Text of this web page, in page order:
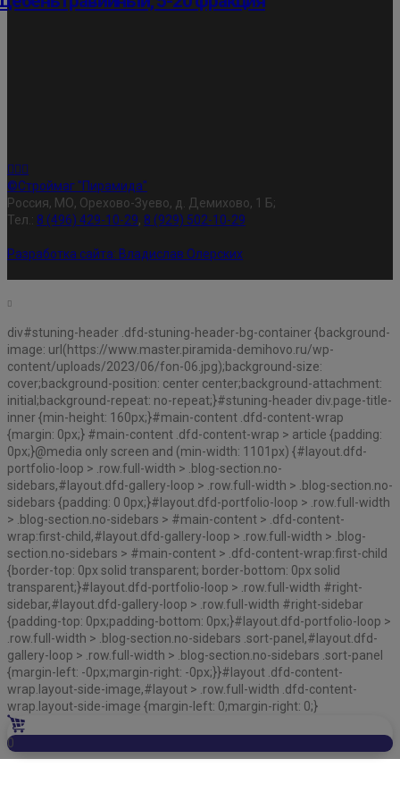
©Строймаг "Пирамида"
Россия, МО, Орехово-Зуево, д. Демихово, 1 Б;
Тел.: 8 (496) 429-10-29, 8 (929) 502-10-29
Разработка сайта: Владислав Олерских
div#stuning-header .dfd-stuning-header-bg-container {background-
image: url(https://www.master.piramida-demihovo.ru/wp-
content/uploads/2023/06/fon-06.jpg);background-size:
cover;background-position: center center;background-attachment:
initial;background-repeat: no-repeat;}#stuning-header div.page-title-
inner {min-height: 160px;}#main-content .dfd-content-wrap
{margin: 0px;} #main-content .dfd-content-wrap > article {padding:
0px;}@media only screen and (min-width: 1101px) {#layout.dfd-
portfolio-loop > .row.full-width > .blog-section.no-
sidebars,#layout.dfd-gallery-loop > .row.full-width > .blog-section.no-
sidebars {padding: 0 0px;}#layout.dfd-portfolio-loop > .row.full-width
> .blog-section.no-sidebars > #main-content > .dfd-content-
wrap:first-child,#layout.dfd-gallery-loop > .row.full-width > .blog-
section.no-sidebars > #main-content > .dfd-content-wrap:first-child
{border-top: 0px solid transparent; border-bottom: 0px solid
transparent;}#layout.dfd-portfolio-loop > .row.full-width #right-
sidebar,#layout.dfd-gallery-loop > .row.full-width #right-sidebar
{padding-top: 0px;padding-bottom: 0px;}#layout.dfd-portfolio-loop >
.row.full-width > .blog-section.no-sidebars .sort-panel,#layout.dfd-
gallery-loop > .row.full-width > .blog-section.no-sidebars .sort-panel
{margin-left: -0px;margin-right: -0px;}}#layout .dfd-content-
wrap.layout-side-image,#layout > .row.full-width .dfd-content-
wrap.layout-side-image {margin-left: 0;margin-right: 0;}
0